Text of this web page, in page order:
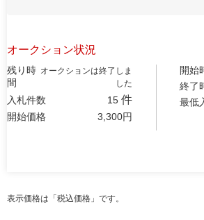
オークション状況
残り時
間
オークションは終了しま
した
入札件数 15 件
開始価格 3,300円
開始
終了
最低
表示価格は「税込価格」です。